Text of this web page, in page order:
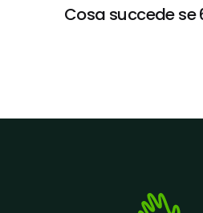
Cosa succede se